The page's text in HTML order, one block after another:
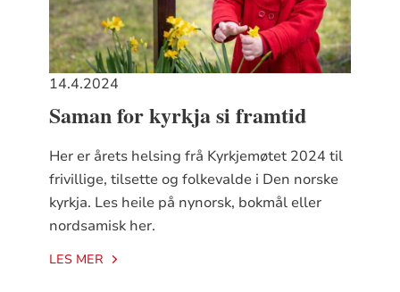
14.4.2024
Saman for kyrkja si framtid
Her er årets helsing frå Kyrkjemøtet 2024 til
frivillige, tilsette og folkevalde i Den norske
kyrkja. Les heile på nynorsk, bokmål eller
nordsamisk her.
LES MER